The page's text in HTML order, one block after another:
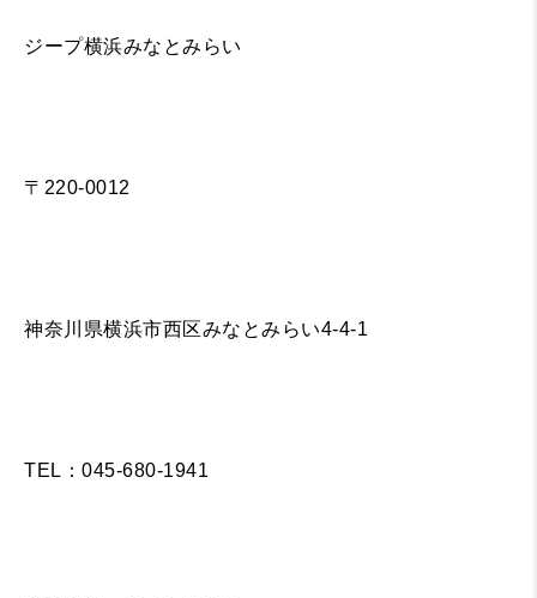
ジープ横浜みなとみらい
〒220-0012
神奈川県横浜市西区みなとみらい4-4-1
TEL：045-680-1941